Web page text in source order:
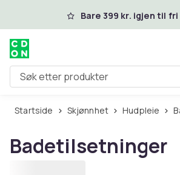
Hopp til hovedinnhold
Bare 399 kr. igjen til
Søk etter produkter
Startside Skjønnhet Hudpleie
Badetilsetninger